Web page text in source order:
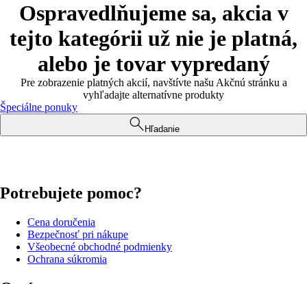
Ospravedlňujeme sa, akcia v
tejto kategórii už nie je platná,
alebo je tovar vypredaný
Pre zobrazenie platných akcií, navštívte našu Akčnú stránku a
vyhľadajte alternatívne produkty
Špeciálne ponuky
Hľadanie
Potrebujete pomoc?
Cena doručenia
Bezpečnosť pri nákupe
Všeobecné obchodné podmienky
Ochrana súkromia